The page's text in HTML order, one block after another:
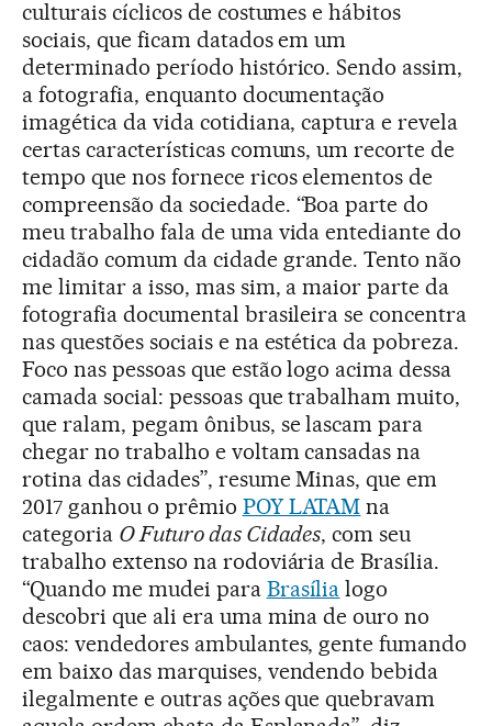
culturais cíclicos de costumes e hábitos
sociais, que ficam datados em um
determinado período histórico. Sendo assim,
a fotografia, enquanto documentação
imagética da vida cotidiana, captura e revela
certas características comuns, um recorte de
tempo que nos fornece ricos elementos de
compreensão da sociedade. “Boa parte do
meu trabalho fala de uma vida entediante do
cidadão comum da cidade grande. Tento não
me limitar a isso, mas sim, a maior parte da
fotografia documental brasileira se concentra
nas questões sociais e na estética da pobreza.
Foco nas pessoas que estão logo acima dessa
camada social: pessoas que trabalham muito,
que ralam, pegam ônibus, se lascam para
chegar no trabalho e voltam cansadas na
rotina das cidades”, resume Minas, que em
2017 ganhou o prêmio POY LATAM na
categoria O Futuro das Cidades, com seu
trabalho extenso na rodoviária de Brasília.
“Quando me mudei para Brasília logo
descobri que ali era uma mina de ouro no
caos: vendedores ambulantes, gente fumando
em baixo das marquises, vendendo bebida
ilegalmente e outras ações que quebravam